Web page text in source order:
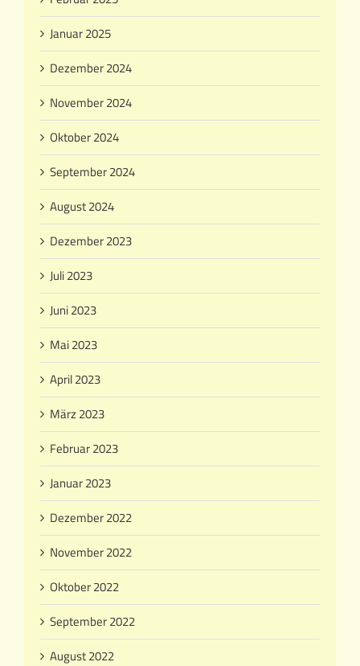
Januar 2025
Dezember 2024
November 2024
Oktober 2024
September 2024
August 2024
Dezember 2023
Juli 2023
Juni 2023
Mai 2023
April 2023
März 2023
Februar 2023
Januar 2023
Dezember 2022
November 2022
Oktober 2022
September 2022
August 2022